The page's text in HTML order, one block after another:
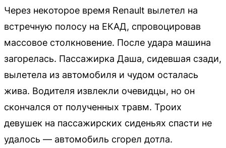
Через некоторое время Renault вылетел на
встречную полосу на ЕКАД, спровоцировав
массовое столкновение. После удара машина
загорелась. Пассажирка Даша, сидевшая сзади,
вылетела из автомобиля и чудом осталась
жива. Водителя извлекли очевидцы, но он
скончался от полученных травм. Троих
девушек на пассажирских сиденьях спасти не
удалось — автомобиль сгорел дотла.